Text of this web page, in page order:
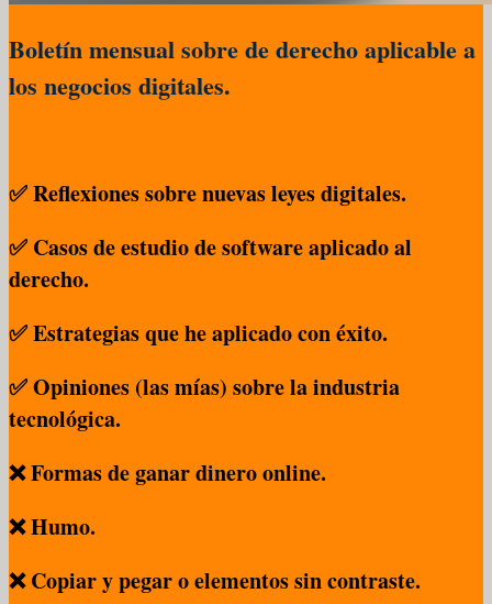
Boletín mensual sobre de derecho aplicable a
los negocios digitales.
✅ Reflexiones sobre nuevas leyes digitales.
✅ Casos de estudio de software aplicado al
derecho.
✅ Estrategias que he aplicado con éxito.
✅ Opiniones (las mías) sobre la industria
tecnológica.
❌ Formas de ganar dinero online.
❌ Humo.
❌ Copiar y pegar o elementos sin contraste.